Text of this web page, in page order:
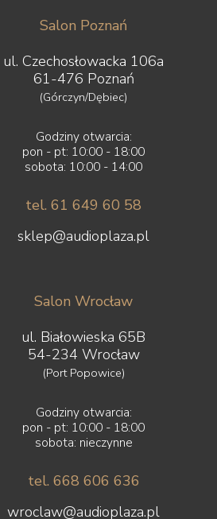
Salon Poznań
ul. Czechosłowacka 106a
61-476 Poznań
(Górczyn/Dębiec)
Godziny otwarcia:
pon - pt: 10:00 - 18:00
sobota: 10:00 - 14:00
tel. 61 649 60 58
sklep@audioplaza.pl
Salon Wrocław
ul. Białowieska 65B
54-234 Wrocław
(Port Popowice)
Godziny otwarcia:
pon - pt: 10:00 - 18:00
sobota: nieczynne
tel. 668 606 636
wroclaw@audioplaza.pl